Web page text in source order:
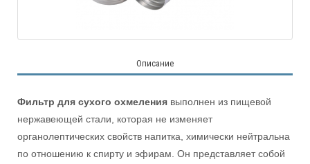
Описание
Фильтр для сухого охмеления выполнен из пищевой
нержавеющей стали, которая не изменяет
органолептических свойств напитка, химически нейтральна
по отношению к спирту и эфирам. Он представляет собой